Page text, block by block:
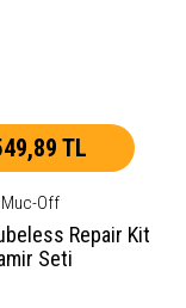
TL
Muc-Off
Repair Kit
Seti